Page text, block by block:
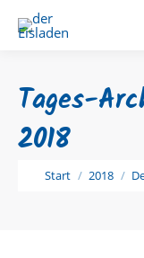
Tages-
2018
Sie befinden sich
Start 2018